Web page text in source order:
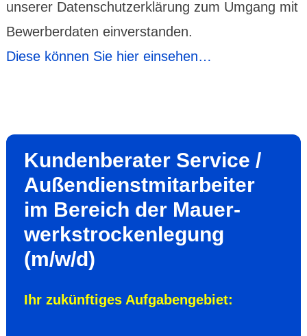
unserer Daten­schutz­erklä­rung zum Umgang mit
Bewerber­daten einverstanden.
Diese können Sie hier einsehen…
Kunden­berater Service /
Außen­dienst­mitar­beiter
im Bereich der Mauer­
werks­trocken­legung
(m/w/d)
Ihr zukünf­tiges Aufgaben­gebiet: